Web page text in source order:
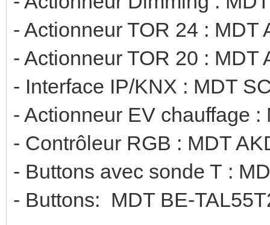
- Actionneur TOR 24 :
- Actionneur TOR 20 :
- Interface IP/KNX : MDT
- Actionneur EV
- Contrôleur RGB : MDT
- Buttons avec sonde T :
- Buttons: MDT BE-